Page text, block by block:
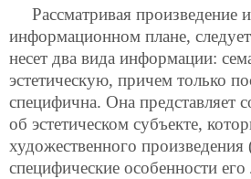
Рассматривая произведение
информационном плане,
несет два вида информации:
эстетическую, причем только
специфична. Она представляет
об эстетическом субъекте,
художественного произведения
специфические особенности